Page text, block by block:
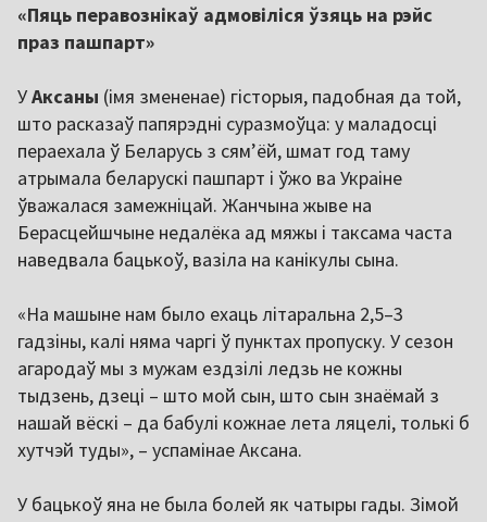
«Пяць перавознікаў адмовіліся ўзяць на рэйс
праз пашпарт»
УАксаны (імя змененае) гісторыя, падобная да той,
што расказаў папярэдні суразмоўца: у маладосці
пераехала ў Беларусь з сямʼёй, шмат год таму
атрымала беларускі пашпарт і ўжо ва Украіне
ўважалася замежніцай. Жанчына жыве на
Берасцейшчыне недалёка ад мяжы і таксама часта
наведвала бацькоў, вазіла на канікулы сына.
«На машыне нам было ехаць літаральна 2,5–3
гадзіны, калі няма чаргі ў пунктах пропуску. У сезон
агародаў мы з мужам ездзілі ледзь не кожны
тыдзень, дзеці – што мой сын, што сын знаёмай з
нашай вёскі – да бабулі кожнае лета ляцелі, толькі б
хутчэй туды», – успамінае Аксана.
У бацькоў яна не была болей як чатыры гады. Зімой